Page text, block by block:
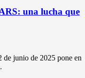
una lucha que
de junio de 2025 pone en